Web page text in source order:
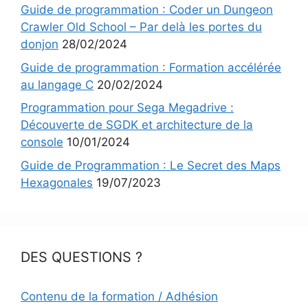
Guide de programmation : Coder un Dungeon
Crawler Old School – Par delà les portes du
donjon 28/02/2024
Guide de programmation : Formation accélérée
au langage C 20/02/2024
Programmation pour Sega Megadrive :
Découverte de SGDK et architecture de la
console 10/01/2024
Guide de Programmation : Le Secret des Maps
Hexagonales 19/07/2023
DES QUESTIONS ?
Contenu de la formation / Adhésion